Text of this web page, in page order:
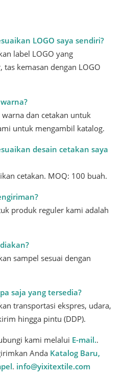
LOGO saya sendiri?
label LOGO yang
kemasan dengan LOGO
dan cetakan untuk
untuk mengambil katalog.
desain cetakan saya
cetakan. MOQ: 100 buah.
produk reguler kami adalah
sampel sesuai dengan
saja yang tersedia?
transportasi ekspres, udara,
hingga pintu (DDP).
kami melalui E-mail..
Anda Katalog Baru,
. info@yixitextile.com